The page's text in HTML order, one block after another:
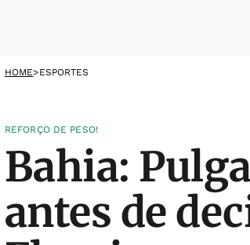
HOME>ESPORTES
REFORÇO DE PESO!
Bahia:
antes de